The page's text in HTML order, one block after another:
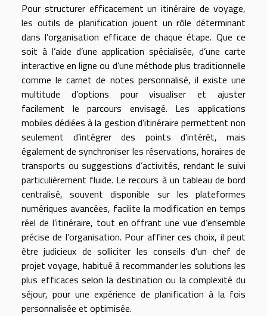
Pour structurer efficacement un itinéraire de voyage,
les outils de planification jouent un rôle déterminant
dans l’organisation efficace de chaque étape. Que ce
soit à l’aide d’une application spécialisée, d’une carte
interactive en ligne ou d’une méthode plus traditionnelle
comme le carnet de notes personnalisé, il existe une
multitude d’options pour visualiser et ajuster
facilement le parcours envisagé. Les applications
mobiles dédiées à la gestion d’itinéraire permettent non
seulement d’intégrer des points d’intérêt, mais
également de synchroniser les réservations, horaires de
transports ou suggestions d’activités, rendant le suivi
particulièrement fluide. Le recours à un tableau de bord
centralisé, souvent disponible sur les plateformes
numériques avancées, facilite la modification en temps
réel de l’itinéraire, tout en offrant une vue d’ensemble
précise de l’organisation. Pour affiner ces choix, il peut
être judicieux de solliciter les conseils d’un chef de
projet voyage, habitué à recommander les solutions les
plus efficaces selon la destination ou la complexité du
séjour, pour une expérience de planification à la fois
personnalisée et optimisée.